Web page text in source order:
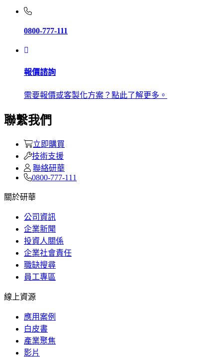
0800-777-111
報價諮詢
需要報價或客製化方案？點此了解更多。
聯繫我們
立即購買
技術支援
聯絡研華
0800-777-111
關於研華
公司資訊
企業新聞
投資人關係
企業社會責任
職缺搜尋
員工專區
線上資源
應用案例
白皮書
產業聚焦
影片